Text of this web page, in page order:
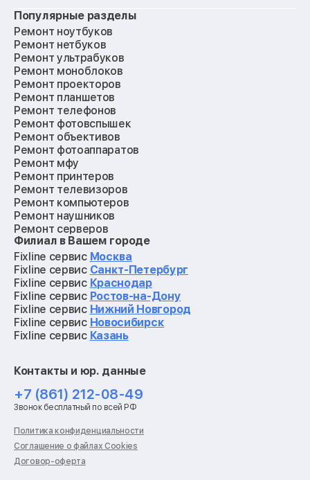
Популярные разделы
Ремонт ноутбуков
Ремонт нетбуков
Ремонт ультрабуков
Ремонт моноблоков
Ремонт проекторов
Ремонт планшетов
Ремонт телефонов
Ремонт фотовспышек
Ремонт объективов
Ремонт фотоаппаратов
Ремонт мфу
Ремонт принтеров
Ремонт телевизоров
Ремонт компьютеров
Ремонт наушников
Ремонт серверов
Ремонт мониторов
Ремонт квадрокоптеров
Ремонт электросамокатов
Ремонт материнских плат
Ремонт видеокарт
Ремонт кофемашин
Ремонт vr систем
Ремонт игровых приставок
Ремонт роботов-пылесосов
Ремонт холодильников
Ремонт стиральных машин
Ремонт пылесосов
Ремонт варочных панелей
Ремонт духовых шкафов
Ремонт кондиционеров
Ремонт кухонных комбайнов
Филиал в Вашем городе
Fixline сервис Москва
Fixline сервис Санкт-Петербург
Fixline сервис Краснодар
Fixline сервис Ростов-на-Дону
Fixline сервис Нижний Новгород
Fixline сервис Новосибирск
Fixline сервис Казань
Контакты и юр. данные
+7 (861) 212-08-49
Звонок бесплатный по всей РФ
Политика конфиденциальности
Соглашение о файлах Cookies
Договор-оферта